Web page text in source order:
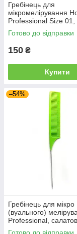
Гребінець для
мікромелірування
Professional Size 01,
(HP9501-BLK)
Готово до відправки
150 ₴
Купити
–54%
Гребінець для мікро
(вуального)
Professional,
(9530-light green)